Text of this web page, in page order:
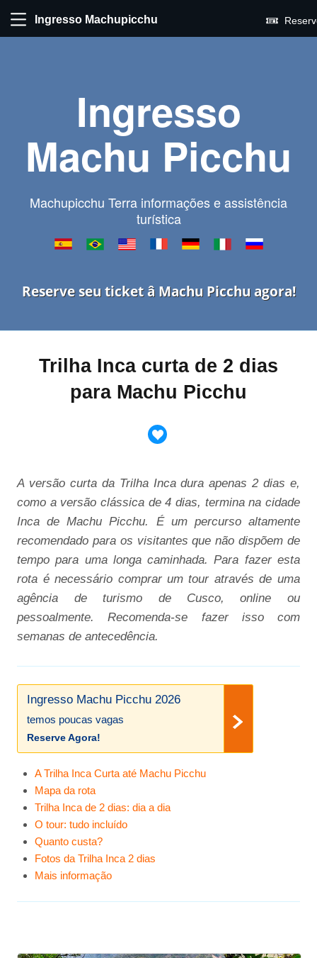
Ingresso Machupicchu
Ingresso
Machu Picchu
Machupicchu Terra informações e assistência
turística
Reserve seu ticket â Machu Picchu agora!
Trilha Inca curta de 2 dias
para Machu Picchu
A versão curta da Trilha Inca dura apenas 2 dias e,
como a versão clássica de 4 dias, termina na cidade
Inca de Machu Picchu. É um percurso altamente
recomendado para os visitantes que não dispõem de
tempo para uma longa caminhada. Para fazer esta
rota é necessário comprar um tour através de uma
agência de turismo de Cusco, online ou
pessoalmente. Recomenda-se fazer isso com
semanas de antecedência.
Ingresso Machu Picchu 2026
temos poucas vagas
Reserve Agora!
A Trilha Inca Curta até Machu Picchu
Mapa da rota
Trilha Inca de 2 dias: dia a dia
O tour: tudo incluído
Quanto custa?
Fotos da Trilha Inca 2 dias
Mais informação